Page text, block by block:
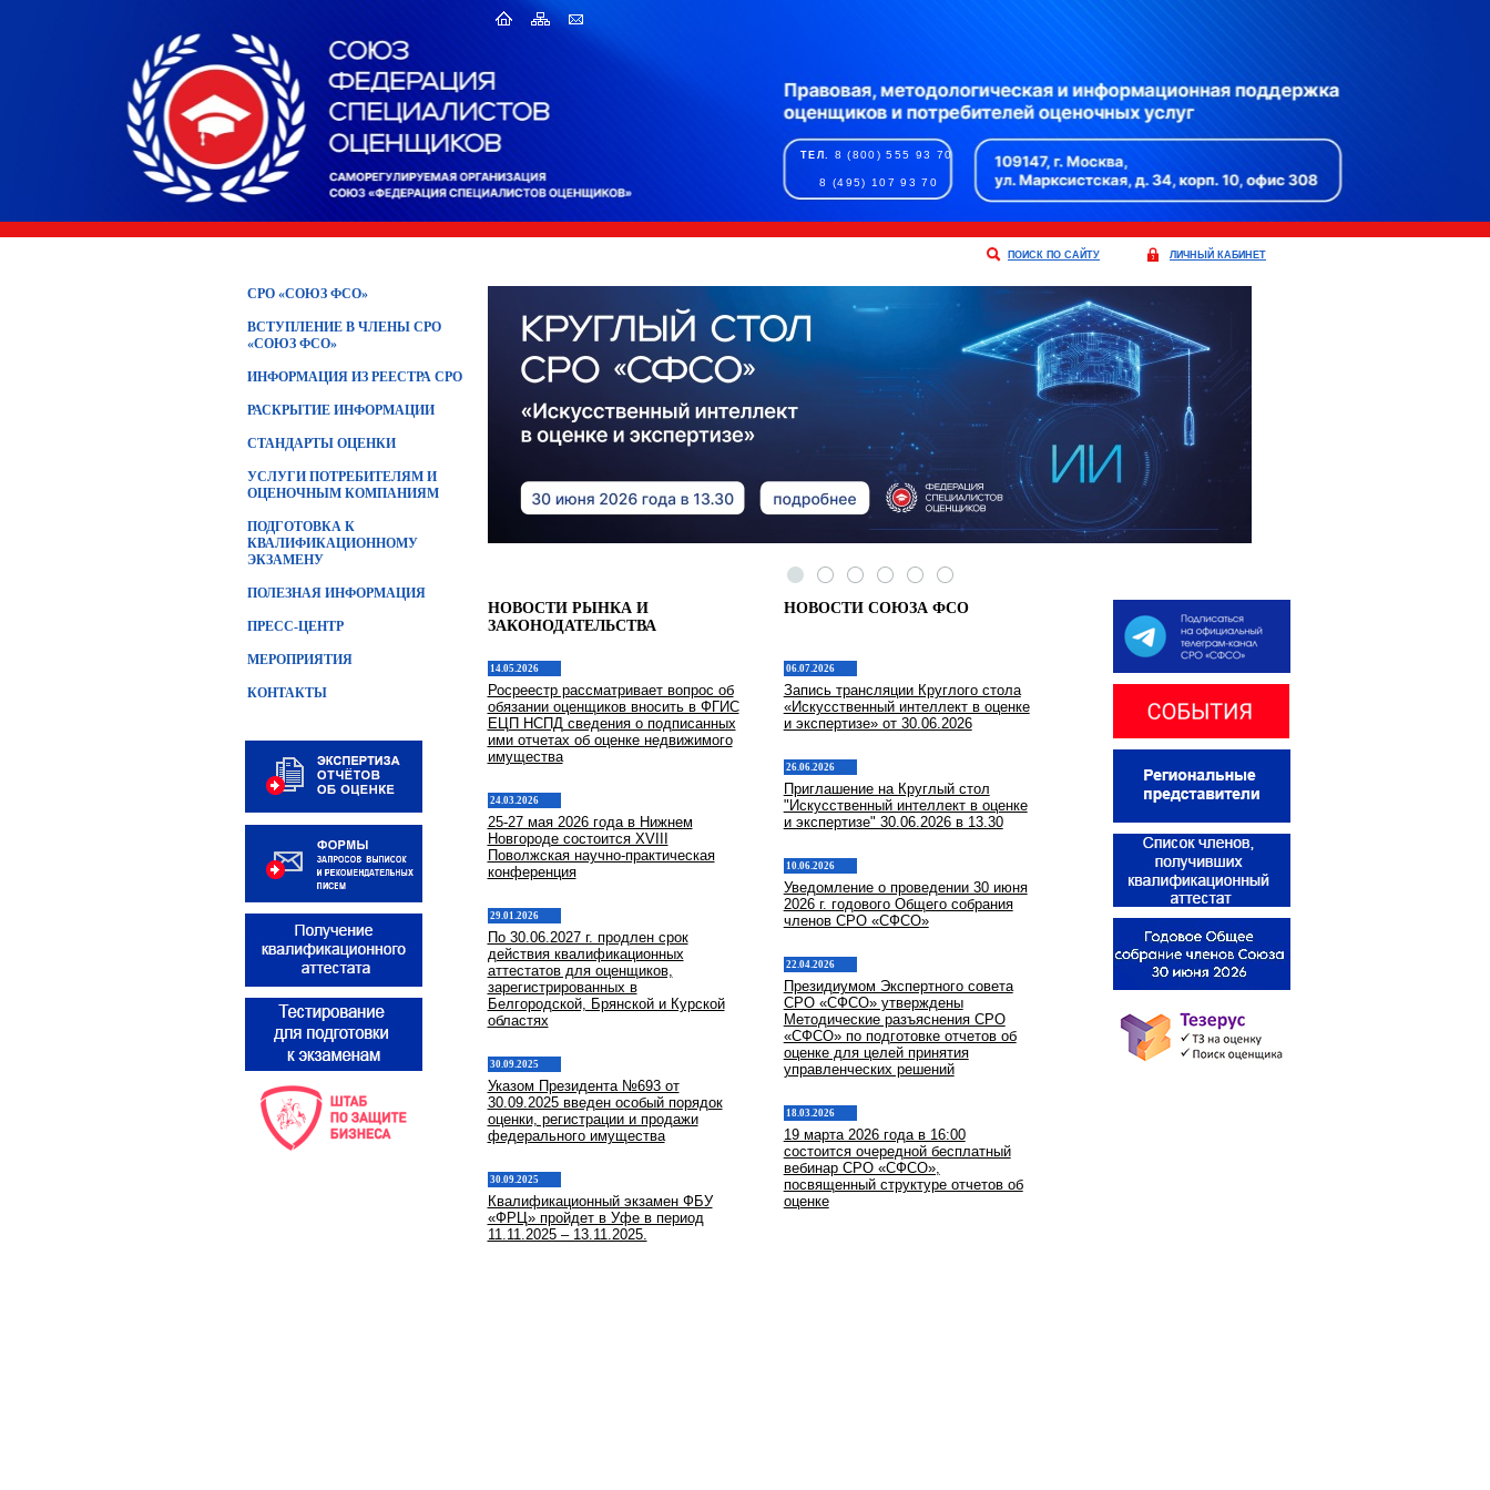
ТЕЛ. 8 (800) 555 93 70
8 (495) 107 93 70
ПОИСК ПО САЙТУ ЛИЧНЫЙ КАБИНЕТ
СРО «СОЮЗ ФСО»
ВСТУПЛЕНИЕ В ЧЛЕНЫ СРО
«СОЮЗ ФСО»
ИНФОРМАЦИЯ ИЗ РЕЕСТРА СРО
РАСКРЫТИЕ ИНФОРМАЦИИ
СТАНДАРТЫ ОЦЕНКИ
УСЛУГИ ПОТРЕБИТЕЛЯМ И
ОЦЕНОЧНЫМ КОМПАНИЯМ
ПОДГОТОВКА К
КВАЛИФИКАЦИОННОМУ
ЭКЗАМЕНУ
ПОЛЕЗНАЯ ИНФОРМАЦИЯ
ПРЕСС-ЦЕНТР
МЕРОПРИЯТИЯ
КОНТАКТЫ
НОВОСТИ РЫНКА И
ЗАКОНОДАТЕЛЬСТВА
14.05.2026
Росреестр рассматривает вопрос об
обязании оценщиков вносить в ФГИС
ЕЦП НСПД сведения о подписанных
ими отчетах об оценке недвижимого
имущества
24.03.2026
25-27 мая 2026 года в Нижнем
Новгороде состоится XVIII
Поволжская научно-практическая
конференция
29.01.2026
По 30.06.2027 г. продлен срок
действия квалификационных
аттестатов для оценщиков,
зарегистрированных в
Белгородской, Брянской и Курской
областях
30.09.2025
Указом Президента №693 от
30.09.2025 введен особый порядок
оценки, регистрации и продажи
федерального имущества
30.09.2025
Квалификационный экзамен ФБУ
«ФРЦ» пройдет в Уфе в период
11.11.2025 – 13.11.2025.
НОВОСТИ СОЮЗА ФСО
06.07.2026
Запись трансляции Круглого стола
«Искусственный интеллект в оценке
и экспертизе» от 30.06.2026
26.06.2026
Приглашение на Круглый стол
"Искусственный интеллект в оценке
и экспертизе" 30.06.2026 в 13.30
10.06.2026
Уведомление о проведении 30 июня
2026 г. годового Общего собрания
членов СРО «СФСО»
22.04.2026
Президиумом Экспертного совета
СРО «СФСО» утверждены
Методические разъяснения СРО
«СФСО» по подготовке отчетов об
оценке для целей принятия
управленческих решений
18.03.2026
19 марта 2026 года в 16:00
состоится очередной бесплатный
вебинар СРО «СФСО»,
посвященный структуре отчетов об
оценке